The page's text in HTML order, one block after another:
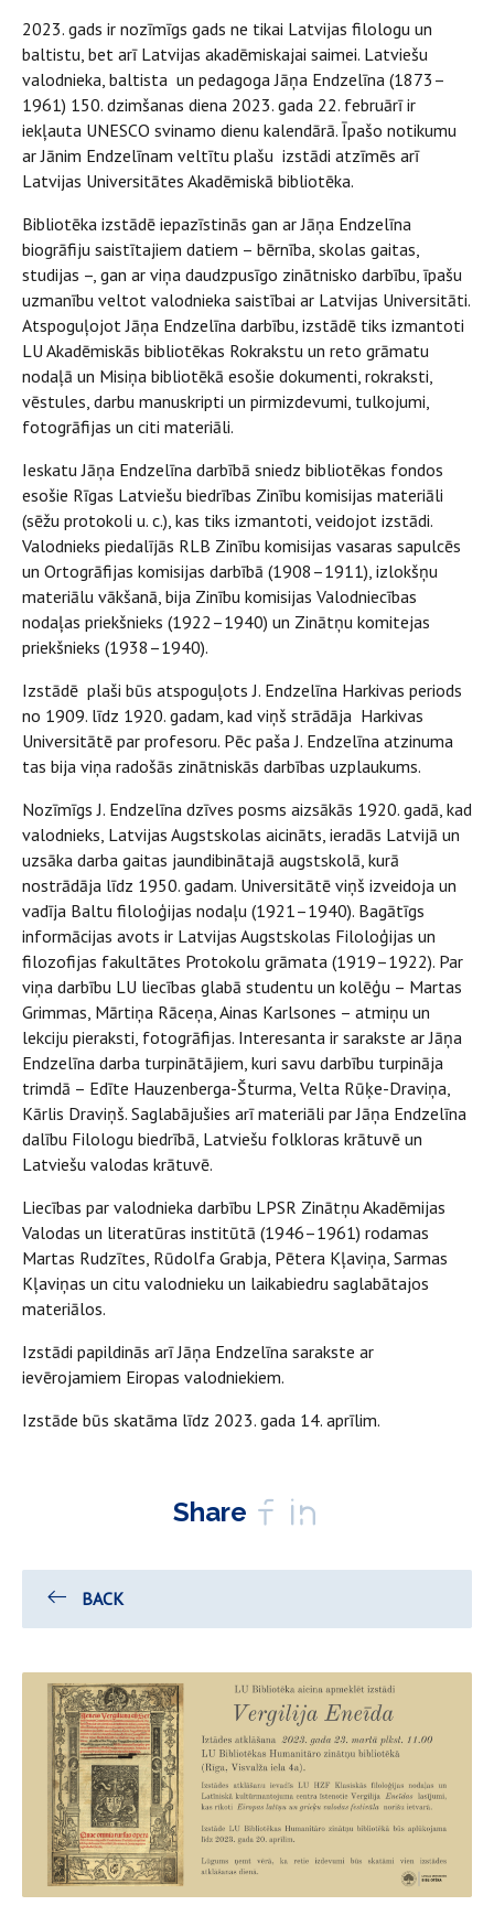
2023. gads ir nozīmīgs gads ne tikai Latvijas filologu un
baltistu, bet arī Latvijas akadēmiskajai saimei. Latviešu
valodnieka, baltista un pedagoga Jāņa Endzelīna (1873–
1961) 150. dzimšanas diena 2023. gada 22. februārī ir
iekļauta UNESCO svinamo dienu kalendārā. Īpašo notikumu
ar Jānim Endzelīnam veltītu plašu izstādi atzīmēs arī
Latvijas Universitātes Akadēmiskā bibliotēka.
Bibliotēka izstādē iepazīstinās gan ar Jāņa Endzelīna
biogrāfiju saistītajiem datiem – bērnība, skolas gaitas,
studijas –, gan ar viņa daudzpusīgo zinātnisko darbību, īpašu
uzmanību veltot valodnieka saistībai ar Latvijas Universitāti.
Atspoguļojot Jāņa Endzelīna darbību, izstādē tiks izmantoti
LU Akadēmiskās bibliotēkas Rokrakstu un reto grāmatu
nodaļā un Misiņa bibliotēkā esošie dokumenti, rokraksti,
vēstules, darbu manuskripti un pirmizdevumi, tulkojumi,
fotogrāfijas un citi materiāli.
Ieskatu Jāņa Endzelīna darbībā sniedz bibliotēkas fondos
esošie Rīgas Latviešu biedrības Zinību komisijas materiāli
(sēžu protokoli u. c.), kas tiks izmantoti, veidojot izstādi.
Valodnieks piedalījās RLB Zinību komisijas vasaras sapulcēs
un Ortogrāfijas komisijas darbībā (1908–1911), izlokšņu
materiālu vākšanā, bija Zinību komisijas Valodniecības
nodaļas priekšnieks (1922–1940) un Zinātņu komitejas
priekšnieks (1938–1940).
Izstādē plaši būs atspoguļots J. Endzelīna Harkivas periods
no 1909. līdz 1920. gadam, kad viņš strādāja Harkivas
Universitātē par profesoru. Pēc paša J. Endzelīna atzinuma
tas bija viņa radošās zinātniskās darbības uzplaukums.
Nozīmīgs J. Endzelīna dzīves posms aizsākās 1920. gadā, kad
valodnieks, Latvijas Augstskolas aicināts, ieradās Latvijā un
uzsāka darba gaitas jaundibinātajā augstskolā, kurā
nostrādāja līdz 1950. gadam. Universitātē viņš izveidoja un
vadīja Baltu filoloģijas nodaļu (1921–1940). Bagātīgs
informācijas avots ir Latvijas Augstskolas Filoloģijas un
filozofijas fakultātes Protokolu grāmata (1919–1922). Par
viņa darbību LU liecības glabā studentu un kolēģu – Martas
Grimmas, Mārtiņa Rāceņa, Ainas Karlsones – atmiņu un
lekciju pieraksti, fotogrāfijas. Interesanta ir sarakste ar Jāņa
Endzelīna darba turpinātājiem, kuri savu darbību turpināja
trimdā – Edīte Hauzenberga-Šturma, Velta Rūķe-Draviņa,
Kārlis Draviņš. Saglabājušies arī materiāli par Jāņa Endzelīna
dalību Filologu biedrībā, Latviešu folkloras krātuvē un
Latviešu valodas krātuvē.
Liecības par valodnieka darbību LPSR Zinātņu Akadēmijas
Valodas un literatūras institūtā (1946–1961) rodamas
Martas Rudzītes, Rūdolfa Grabja, Pētera Kļaviņa, Sarmas
Kļaviņas un citu valodnieku un laikabiedru saglabātajos
materiālos.
Izstādi papildinās arī Jāņa Endzelīna sarakste ar
ievērojamiem Eiropas valodniekiem.
Izstāde būs skatāma līdz 2023. gada 14. aprīlim.
Share
BACK